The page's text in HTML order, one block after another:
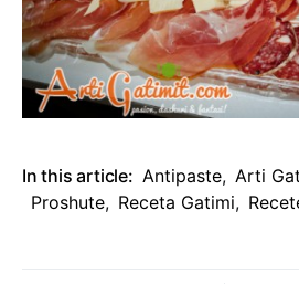
In this article: Antipaste, Arti
Proshute, Receta Gatimi,